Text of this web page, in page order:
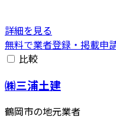
詳細を見る
無料で業者登録・掲載申
比較
㈱三浦土建
鶴岡市の地元業者